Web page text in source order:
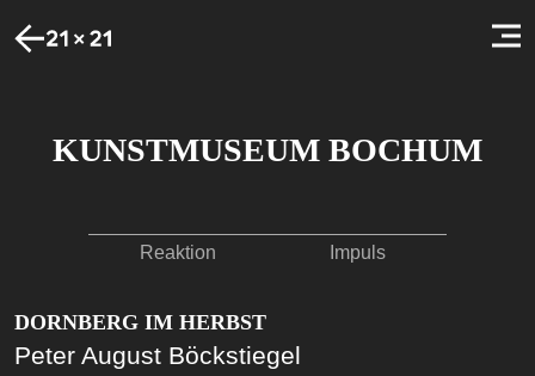
KUNSTMUSEUM BOCHUM
Reaktion Impuls
DORNBERG IM HERBST
Peter August Böckstiegel